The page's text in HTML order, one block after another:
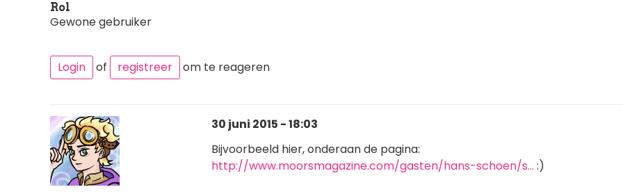
Rol
Gewone gebruiker
Login of registreer om te reageren
30 juni 2015 - 18:03
Bijvoorbeeld hier, onderaan de pagina:
http://www.moorsmagazine.com/gasten/hans-schoen/s… :)